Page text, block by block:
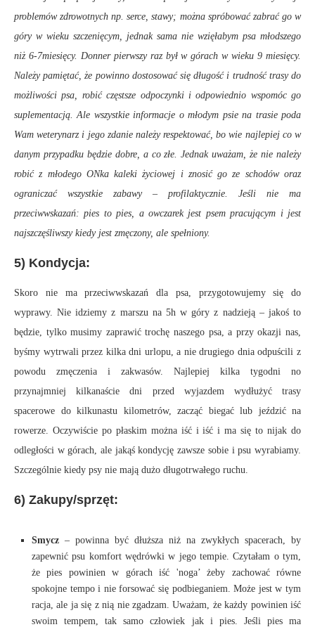
problemów zdrowotnych np. serce, stawy; można spróbować zabrać go w
góry w wieku szczenięcym, jednak sama nie wzięłabym psa młodszego
niż 6-7miesięcy. Donner pierwszy raz był w górach w wieku 9 miesięcy.
Należy pamiętać, że powinno dostosować się długość i trudność trasy do
możliwości psa, robić częstsze odpoczynki i odpowiednio wspomóc go
suplementacją. Ale wszystkie informacje o młodym psie na trasie poda
Wam weterynarz i jego zdanie należy respektować, bo wie najlepiej co w
danym przypadku będzie dobre, a co złe. Jednak uważam, że nie należy
robić z młodego ONka kaleki życiowej i znosić go ze schodów oraz
ograniczać wszystkie zabawy – profilaktycznie. Jeśli nie ma
przeciwwskazań: pies to pies, a owczarek jest psem pracującym i jest
najszczęśliwszy kiedy jest zmęczony, ale spełniony.
5) Kondycja:
Skoro nie ma przeciwwskazań dla psa, przygotowujemy się do
wyprawy. Nie idziemy z marszu na 5h w góry z nadzieją – jakoś to
będzie, tylko musimy zaprawić trochę naszego psa, a przy okazji nas,
byśmy wytrwali przez kilka dni urlopu, a nie drugiego dnia odpuścili z
powodu zmęczenia i zakwasów. Najlepiej kilka tygodni no
przynajmniej kilkanaście dni przed wyjazdem wydłużyć trasy
spacerowe do kilkunastu kilometrów, zacząć biegać lub jeździć na
rowerze. Oczywiście po płaskim można iść i iść i ma się to nijak do
odległości w górach, ale jakąś kondycję zawsze sobie i psu wyrabiamy.
Szczególnie kiedy psy nie mają dużo długotrwałego ruchu.
6) Zakupy/sprzęt:
Smycz – powinna być dłuższa niż na zwykłych spacerach, by
zapewnić psu komfort wędrówki w jego tempie. Czytałam o tym,
że pies powinien w górach iść 'noga’ żeby zachować równe
spokojne tempo i nie forsować się podbieganiem. Może jest w tym
racja, ale ja się z nią nie zgadzam. Uważam, że każdy powinien iść
swoim tempem, tak samo człowiek jak i pies. Jeśli pies ma